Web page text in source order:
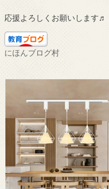
応援よろしくお願いします♬
にほんブログ村